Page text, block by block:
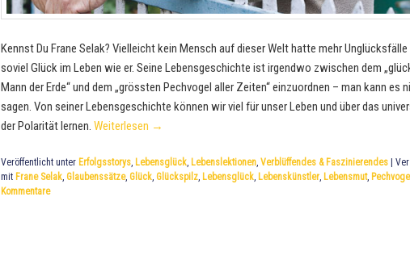
Kennst Du Frane Selak? Vielleicht kein Mensch auf dieser Welt hatte mehr
soviel Glück im Leben wie er. Seine Lebensgeschichte ist irgendwo zwischen dem
Mann der Erde“ und dem „grössten Pechvogel aller Zeiten“ einzuordnen – man kann es
sagen. Von seiner Lebensgeschichte können wir viel für unser Leben und über das
der Polarität lernen. Weiterlesen →
Veröffentlicht unter Erfolgsstorys, Lebensglück, Lebenslektionen, Verblüffendes & Faszinierendes
mit Frane Selak, Glaubenssätze, Glück, Glückspilz, Lebensglück, Lebenskünstler, Lebensmut, Pechvogel
Kommentare